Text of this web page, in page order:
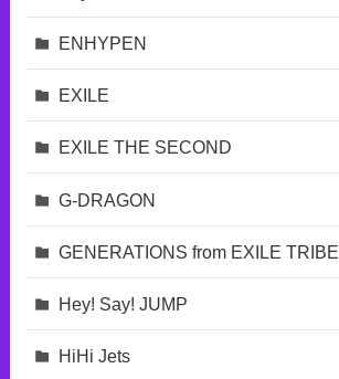
ENHYPEN
EXILE
EXILE THE SECOND
G-DRAGON
GENERATIONS from EXILE TRIBE
Hey! Say! JUMP
HiHi Jets